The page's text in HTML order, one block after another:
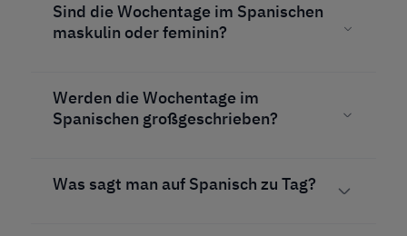
Sind die Wochentage im Spanischen
maskulin oder feminin?
Werden die Wochentage im
Spanischen großgeschrieben?
Was sagt man auf Spanisch zu Tag?